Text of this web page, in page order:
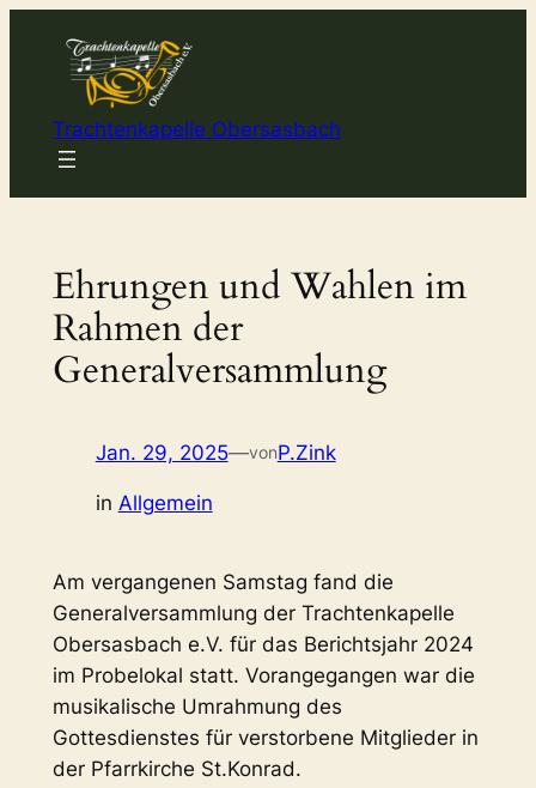
springen
Trachtenkapelle Obersasbach
Ehrungen und Wahlen im
Rahmen der
Generalversammlung
Jan. 29, 2025—vonP.Zink
in Allgemein
Am vergangenen Samstag fand die
Generalversammlung der Trachtenkapelle
Obersasbach e.V. für das Berichtsjahr 2024
im Probelokal statt. Vorangegangen war die
musikalische Umrahmung des
Gottesdienstes für verstorbene Mitglieder in
der Pfarrkirche St.Konrad.